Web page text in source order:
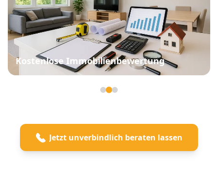
Kostenlose Immobilienbewertung
Jetzt unverbindlich beraten lassen